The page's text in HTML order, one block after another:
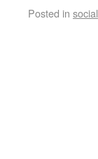
Posted in social